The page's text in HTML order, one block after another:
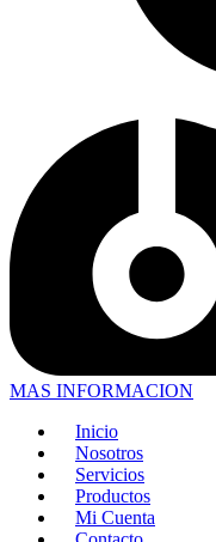
MAS INFORMACION
Inicio
Nosotros
Servicios
Productos
Mi Cuenta